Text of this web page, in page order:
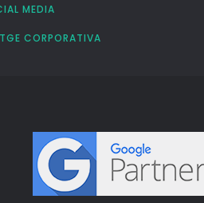
MEDIA
CORPORATIVA